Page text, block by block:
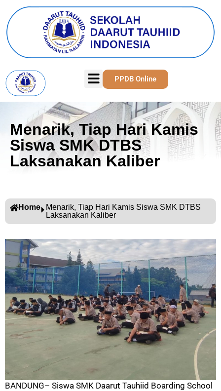
PPDB Online
Menarik, Tiap Hari Kamis
Siswa SMK DTBS
Laksanakan Kaliber
Home
Menarik, Tiap Hari Kamis Siswa SMK DTBS
Laksanakan Kaliber
BANDUNG– Siswa SMK Daarut Tauhiid Boarding School